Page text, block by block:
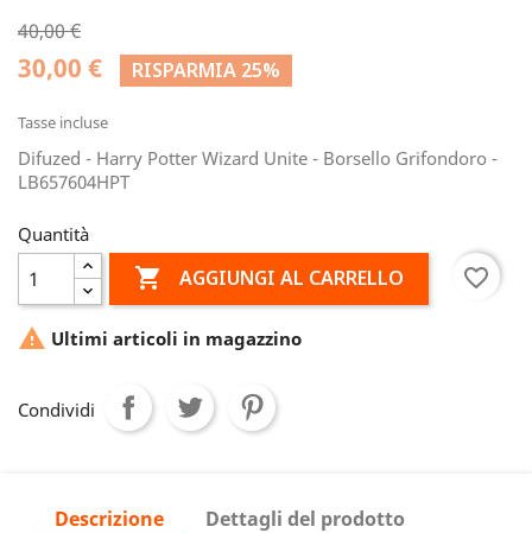
40,00 €
30,00 € RISPARMIA 25%
Tasse incluse
Difuzed - Harry Potter Wizard Unite - Borsello Grifondoro -
LB657604HPT
Quantità
 AGGIUNGI AL CARRELLO favorite_border
 Ultimi articoli in magazzino
Condividi
Descrizione Dettagli del prodotto